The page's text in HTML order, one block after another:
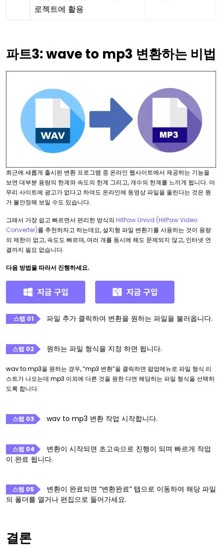
로젝트에 활용
파트3: wave to mp3 변환하는 비법
최근에 새롭게 출시된 변환 프로그램 중 온라인 웹사이트에서 제공하는 기능을
보면 대부분 용량의 한계와 속도의 한계 그리고, 개수의 한계를 느끼게 됩니다. 아
무리 사이트에 광고가 없다고 하여도 온라인에 동영상 파일을 올린다는 것은 뭔
가 불안정해 보일 수도 있습니다.
그래서 가장 쉽고 빠르면서 편리한 방식의 HitPaw Univd (HitPaw Video
Converter)를 추천하자고 하는데요, 설치형 파일 변환기를 사용하는 것이 용량
의 제한이 없고, 속도도 빠르며, 여러 개를 동시에 해도 문제되지 않고, 인터넷 연
결까지 필요 없습니다.
다음 방법을 따라서 진행하세요.
스텝 01 파일 추가 클릭하여 변환을 원하는 파일을 불러옵니다.
스텝 02 원하는 파일 형식을 지정 하면 됩니다.
wav to mp3을 원하는 경우, “mp3 변환”을 클릭하면 팝업메뉴로 파일 형식 리
스트가 나오는데 mp3 이외에 다른 것을 원한 다면 해당하는 파일 형식을 선택하
도록 합니다.
스텝 03 wav to mp3 변환 작업 시작합니다.
스텝 04
변환이 시작되면 초고속으로 진행이 되며 빠르게 작업
이 완료 됩니다.
스텝 05
변환이 완료되면 “변환완료” 탭으로 이동하여 해당 파일
의 폴더를 열거나 편집으로 들어가세요.
결론